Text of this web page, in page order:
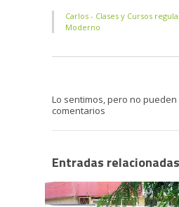
Carlos - Clases y Cursos
Moderno
Lo sentimos, pero no
comentarios
Entradas relacionadas